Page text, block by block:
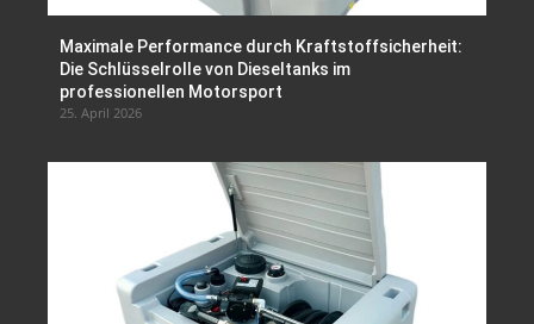
Maximale Performance durch Kraftstoffsicherheit:
Die Schlüsselrolle von Dieseltanks im
professionellen Motorsport
25. April 2026